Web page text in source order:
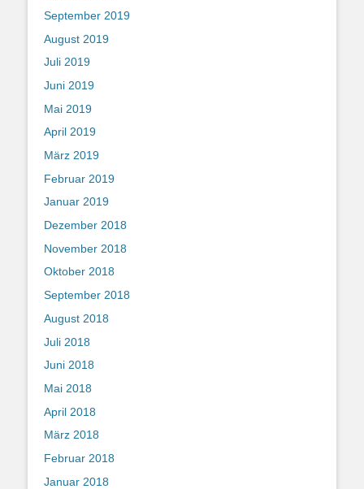
September 2019
August 2019
Juli 2019
Juni 2019
Mai 2019
April 2019
März 2019
Februar 2019
Januar 2019
Dezember 2018
November 2018
Oktober 2018
September 2018
August 2018
Juli 2018
Juni 2018
Mai 2018
April 2018
März 2018
Februar 2018
Januar 2018